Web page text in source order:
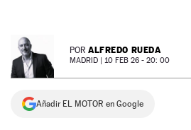
NEWSLETTER POR ALFREDO RUEDA
MADRID | 10 FEB 26 - 20: 00
Añadir EL MOTOR en Google